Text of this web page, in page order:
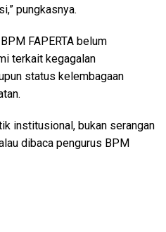
pungkasnya.
FAPERTA belum
terkait kegagalan
status kelembagaan
institusional, bukan serangan
dibaca pengurus BPM